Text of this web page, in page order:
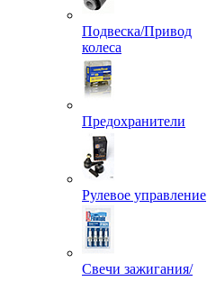
Подвеска/Привод
колеса
Предохранители
Рулевое управление
Свечи зажигания/